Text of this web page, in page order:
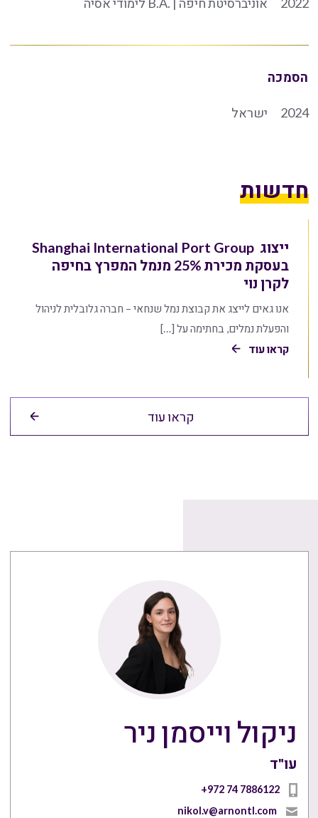
הסמכה
2024 ישראל
חדשות
ייצוג Shanghai International Port Group
בעסקת מכירת 25% מנמל המפרץ בחיפה
לקרן נוי
אנו גאים לייצג את קבוצת נמל שנחאי – חברה גלובלית לניהול
והפעלת נמלים, בחתימה על […]
קראו עוד
קראו עוד
ניקול וייסמן ניר
עו"ד
+972 74 7886122
nikol.v@arnontl.com